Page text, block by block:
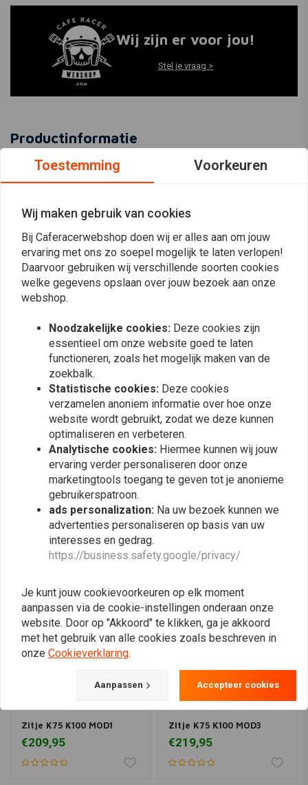
Wij zijn er voor jou!
Stel je vraag >
Productinformatie
Artikelcode:06-0172
EAN-code:7440823248235
Bmw K100 K75 Kniebeschermers Tankkleur: Bruin, Naaitype: Vierkant,
Quadrate
Reviews
(0 beoordelingen)
Plaats ook een review
Vergelijkbare producten
Zitje K75 K100 MOD1
€209,95
Zitje K75 K100 MOD3
€219,95
Toestemming Voorkeuren
Wij maken gebruik van cookies
Bij Caferacerwebshop doen wij er alles aan om jouw
ervaring met ons zo soepel mogelijk te laten verlopen!
Daarvoor gebruiken wij verschillende soorten cookies
welke gegevens opslaan over jouw bezoek aan onze
webshop.
Noodzakelijke cookies: Deze cookies zijn
essentieel om onze website goed te laten
functioneren, zoals het mogelijk maken van de
zoekbalk.
Statistische cookies: Deze cookies
verzamelen anoniem informatie over hoe onze
website wordt gebruikt, zodat we deze kunnen
optimaliseren en verbeteren.
Analytische cookies: Hiermee kunnen wij jouw
ervaring verder personaliseren door onze
marketingtools toegang te geven tot je anonieme
gebruikerspatroon.
ads personalization: Na uw bezoek kunnen we
advertenties personaliseren op basis van uw
interesses en gedrag.
https://business.safety.google/privacy/
Je kunt jouw cookievoorkeuren op elk moment
aanpassen via de cookie-instellingen onderaan onze
website. Door op "Akkoord" te klikken, ga je akkoord
met het gebruik van alle cookies zoals beschreven in
onze Cookieverklaring.
Aanpassen Accepteer cookies